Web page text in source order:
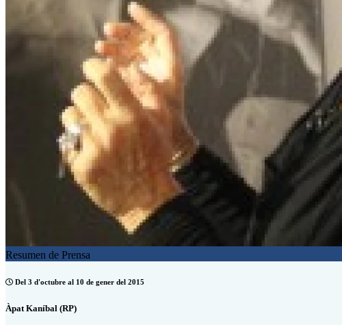
Resumen de Prensa
Del 3 d'octubre al 10 de gener del 2015
Àpat Kaníbal (RP)